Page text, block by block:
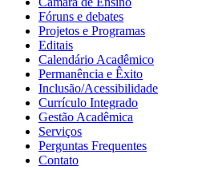
Fóruns e debates
Projetos e Programas
Editais
Calendário Acadêmico
Permanência e Êxito
Inclusão/Acessibilidade
Currículo Integrado
Gestão Acadêmica
Serviços
Perguntas Frequentes
Contato